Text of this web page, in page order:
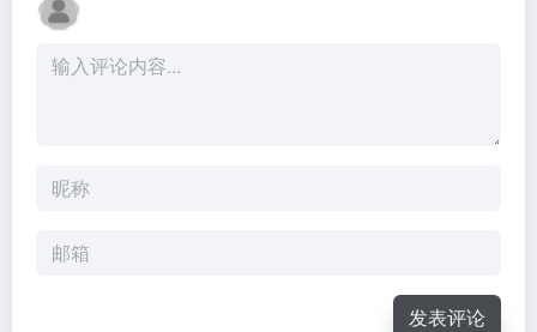
发表评论